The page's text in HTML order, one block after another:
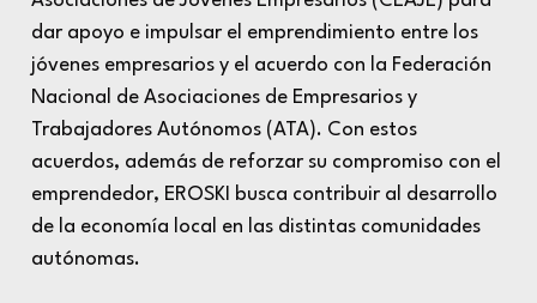
dar apoyo e impulsar el emprendimiento entre los
jóvenes empresarios y el acuerdo con la Federación
Nacional de Asociaciones de Empresarios y
Trabajadores Autónomos (ATA). Con estos
acuerdos, además de reforzar su compromiso con el
emprendedor, EROSKI busca contribuir al desarrollo
de la economía local en las distintas comunidades
autónomas.